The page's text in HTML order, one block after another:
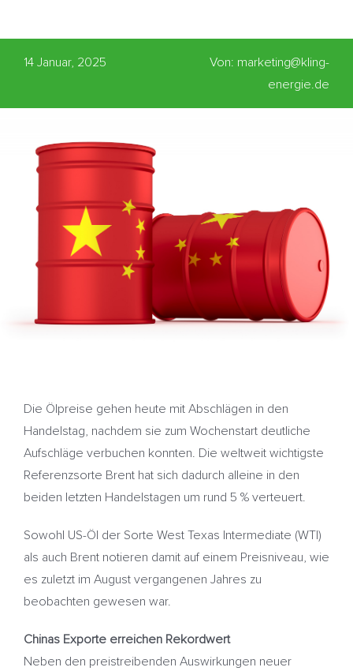
14 Januar, 2025
Von: marketing@kling-
energie.de
Die Ölpreise gehen heute mit Abschlägen in den
Handelstag, nachdem sie zum Wochenstart deutliche
Aufschläge verbuchen konnten. Die weltweit wichtigste
Referenzsorte Brent hat sich dadurch alleine in den
beiden letzten Handelstagen um rund 5 % verteuert.
Sowohl US-Öl der Sorte West Texas Intermediate (WTI)
als auch Brent notieren damit auf einem Preisniveau, wie
es zuletzt im August vergangenen Jahres zu
beobachten gewesen war.
Chinas Exporte erreichen Rekordwert
Neben den preistreibenden Auswirkungen neuer